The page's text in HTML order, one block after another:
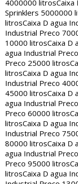
4000000 litrosCaixa
Sprinklers 5000000
litrosCaixa D agua
Industrial Preco
10000 litrosCaixa D
agua Industrial
Preco 25000 litros
litrosCaixa D agua
Industrial Preco
45000 litrosCaixa D
agua Industrial
Preco 60000 litros
litrosCaixa D agua
Industrial Preco
80000 litrosCaixa D
agua Industrial
Preco 95000 litros
litrosCaixa D agua